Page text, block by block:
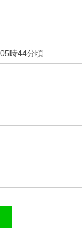
時44分頃